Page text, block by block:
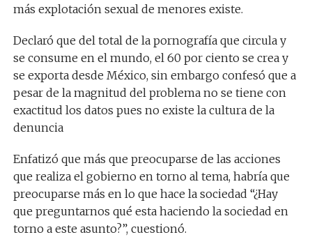
más explotación sexual de menores existe.
Declaró que del total de la pornografía que circula y
se consume en el mundo, el 60 por ciento se crea y
se exporta desde México, sin embargo confesó que a
pesar de la magnitud del problema no se tiene con
exactitud los datos pues no existe la cultura de la
denuncia
Enfatizó que más que preocuparse de las acciones
que realiza el gobierno en torno al tema, habría que
preocuparse más en lo que hace la sociedad “¿Hay
que preguntarnos qué esta haciendo la sociedad en
torno a este asunto?”, cuestionó.